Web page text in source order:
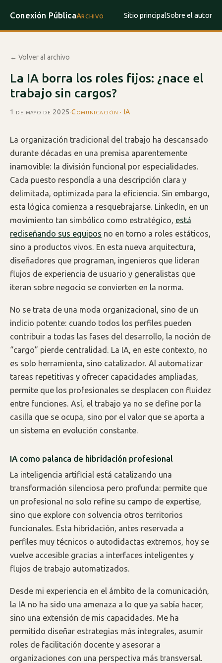
Conexión PúblicaArchivo Sitio principalSobre el autor
← Volver al archivo
La IA borra los roles fijos: ¿nace el
trabajo sin cargos?
1 de mayo de 2025·Comunicación · IA
La organización tradicional del trabajo ha descansado
durante décadas en una premisa aparentemente
inamovible: la división funcional por especialidades.
Cada puesto respondía a una descripción clara y
delimitada, optimizada para la eficiencia. Sin embargo,
esta lógica comienza a resquebrajarse. LinkedIn, en un
movimiento tan simbólico como estratégico, está
rediseñando sus equipos no en torno a roles estáticos,
sino a productos vivos. En esta nueva arquitectura,
diseñadores que programan, ingenieros que lideran
flujos de experiencia de usuario y generalistas que
iteran sobre negocio se convierten en la norma.
No se trata de una moda organizacional, sino de un
indicio potente: cuando todos los perfiles pueden
contribuir a todas las fases del desarrollo, la noción de
“cargo” pierde centralidad. La IA, en este contexto, no
es solo herramienta, sino catalizador. Al automatizar
tareas repetitivas y ofrecer capacidades ampliadas,
permite que los profesionales se desplacen con fluidez
entre funciones. Así, el trabajo ya no se define por la
casilla que se ocupa, sino por el valor que se aporta a
un sistema en evolución constante.
IA como palanca de hibridación profesional
La inteligencia artificial está catalizando una
transformación silenciosa pero profunda: permite que
un profesional no solo refine su campo de expertise,
sino que explore con solvencia otros territorios
funcionales. Esta hibridación, antes reservada a
perfiles muy técnicos o autodidactas extremos, hoy se
vuelve accesible gracias a interfaces inteligentes y
flujos de trabajo automatizados.
Desde mi experiencia en el ámbito de la comunicación,
la IA no ha sido una amenaza a lo que ya sabía hacer,
sino una extensión de mis capacidades. Me ha
permitido diseñar estrategias más integrales, asumir
roles de facilitación docente y asesorar a
organizaciones con una perspectiva más transversal.